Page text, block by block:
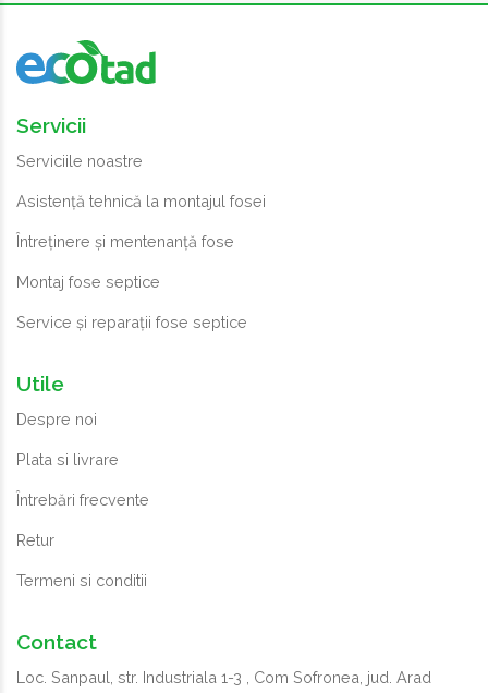
Servicii
Serviciile noastre
Asistență tehnică la montajul fosei
Întreținere și mentenanță fose
Montaj fose septice
Service și reparații fose septice
Utile
Despre noi
Plata si livrare
Întrebări frecvente
Retur
Termeni si conditii
Contact
Loc. Sanpaul, str. Industriala 1-3 , Com Sofronea, jud. Arad